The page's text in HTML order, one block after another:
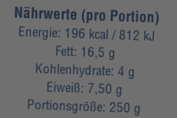
Nährwerte (pro Portion)
Energie: 196 kcal/ 812 kJ
Fett: 16,5 g
Kohlenhydrate: 4 g
Eiweiß: 7,50 g
Portionsgröße: 250 g